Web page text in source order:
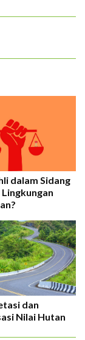
dalam Sidang
dan
Nilai Hutan